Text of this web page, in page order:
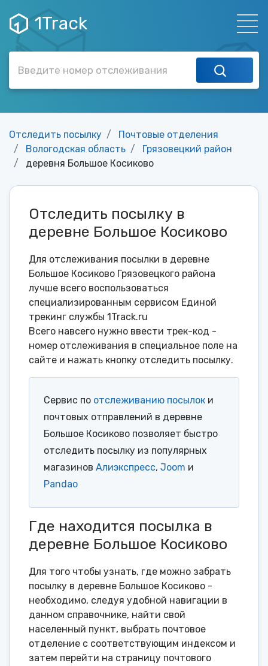
1Track
Отследить посылку
Почтовые отделения
Вологодская область
Грязовецкий район
деревня Большое Косиково
Отследить посылку в
деревне Большое Косиково
Для отслеживания посылки в деревне
Большое Косиково Грязовецкого района
лучше всего воспользоваться
специализированным сервисом Единой
трекинг службы 1Track.ru
Всего навсего нужно ввести трек-код -
номер отслеживания в специальное поле на
сайте и нажать кнопку отследить посылку.
Сервис по отслеживанию посылок и
почтовых отправлений в деревне
Большое Косиково позволяет быстро
отследить посылку из популярных
магазинов Алиэкспресс, Joom и
Pandao
Где находится посылка в
деревне Большое Косиково
Для того чтобы узнать, где можно забрать
посылку в деревне Большое Косиково -
необходимо, следуя удобной навигации в
данном справочнике, найти свой
населенный пункт, выбрать почтовое
отделение с соответствующим индексом и
затем перейти на страницу почтового